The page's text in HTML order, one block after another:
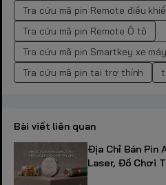
Tra cứu mã pin Remote điều
Tra cứu mã pin Remote Ô tô
Tra cứu mã pin Smartkey xe máy
Tra cứu mã pin tai trợ thính
Bài viết liên quan
Địa Chỉ Bán Pin
Laser, Đồ Chơi